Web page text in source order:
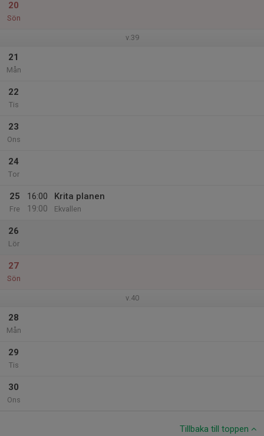
20
Sön
v.39
21
Mån
22
Tis
23
Ons
24
Tor
25
Fre
16:00
19:00
Krita planen
Ekvallen
26
Lör
27
Sön
v.40
28
Mån
29
Tis
30
Ons
Tillbaka till toppen